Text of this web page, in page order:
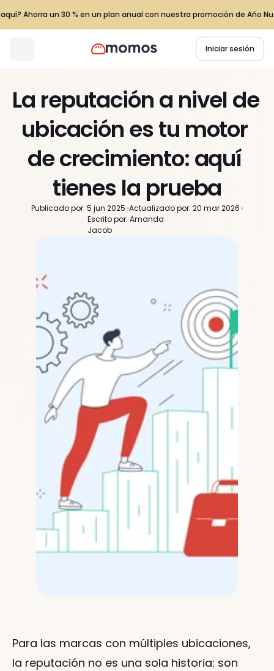
La reputación a nivel de
ubicación es tu motor
de crecimiento: aquí
tienes la prueba
Publicado por: 5 jun 2025 Actualizado por: 20 mar 2026
Escrito por: Amanda
Jacob
Para las marcas con múltiples ubicaciones,
la reputación no es una sola historia: son
Ahorra un 30 % en un plan anual con nuestra promoción de Año
Iniciar sesión